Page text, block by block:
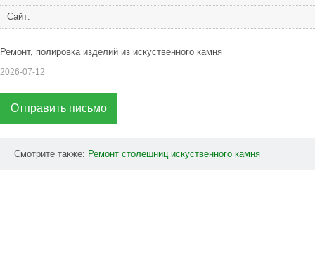
Сайт:
Ремонт, полировка изделий из искуственного камня
2026-07-12
Отправить письмо
Смотрите также: Ремонт столешниц искуственного камня